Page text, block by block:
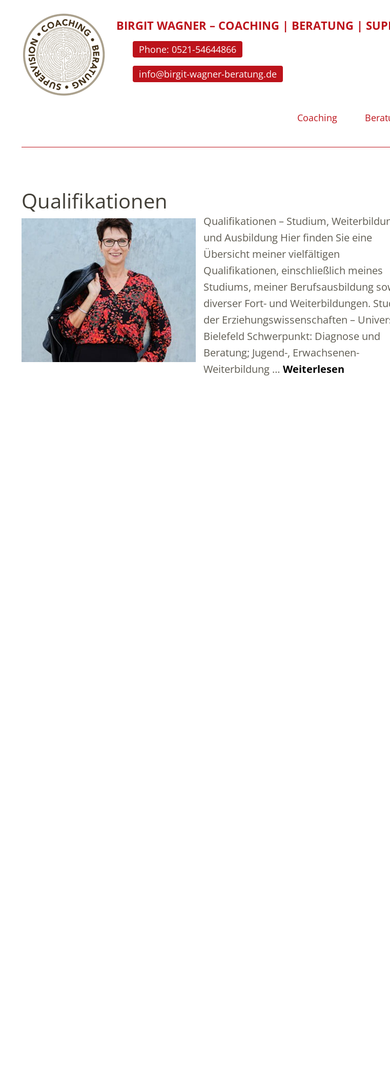
BIRGIT WAGNER – COACHING | BERATUNG |
Phone: 0521-54644866
info@birgit-wagner-beratung.de
Coaching
Qualifikationen
Qualifikationen – Studium,
und Ausbildung Hier finden Sie eine
Übersicht meiner vielfältigen
Qualifikationen, einschließlich meines
Studiums, meiner Berufsausbildung
diverser Fort- und Weiterbildungen.
der Erziehungswissenschaften –
Bielefeld Schwerpunkt: Diagnose und
Beratung; Jugend-, Erwachsenen-
Weiterbildung … Weiterlesen